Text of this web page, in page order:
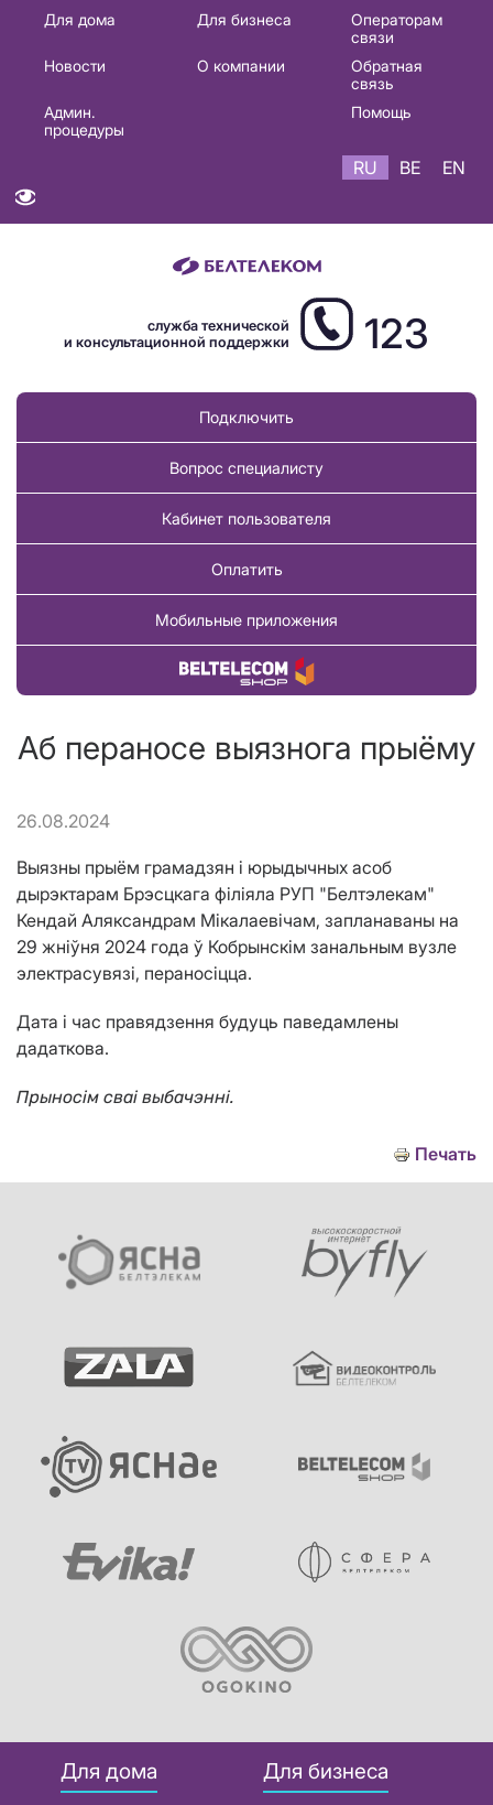
Основная
навигация
Для дома Для бизнеса
Операторам
связи
Новости
О компании
Обратная
связь
Админ.
процедуры
Помощь
RU BE EN
служба технической
и консультационной поддержки
123
Подключить
Вопрос специалисту
Кабинет пользователя
Оплатить
Мобильные приложения
Купить товар
Аб пераносе выязнога прыёму
26.08.2024
Выязны прыём грамадзян і юрыдычных асоб
дырэктарам Брэсцкага філіяла РУП "Белтэлекам"
Кендай Аляксандрам Мікалаевічам, запланаваны на
29 жніўня 2024 года ў Кобрынскім занальным вузле
электрасувязі, пераносіцца.
Дата і час правядзення будуць паведамлены
дадаткова.
Прыносім сваі выбачэнні.
Печать
Для дома Для бизнеса